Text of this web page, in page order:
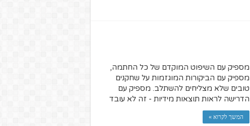
מספיק עם השיפוט המוקדם של כל החתמה,
מספיק עם הביקורות המוגזמות על שחקנים
טובים שלא מצליחים להשתלב. מספיק עם
הדרישה לראות תוצאות מידיות - זה לא עובד
המשך לקרוא »